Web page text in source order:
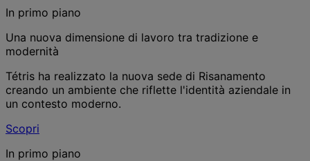
In primo piano
Una nuova dimensione di lavoro tra tradizione e
modernità
Tétris ha realizzato la nuova sede di Risanamento
creando un ambiente che riflette l'identità aziendale in
un contesto moderno.
Scopri
In primo piano